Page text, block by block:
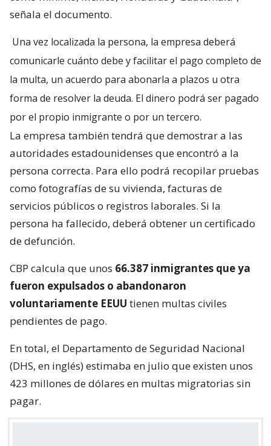
forma de resolver la deuda. El dinero podrá ser pagado
La empresa también tendrá que demostrar a las
autoridades estadounidenses que encontró a la
persona correcta. Para ello podrá recopilar pruebas
como fotografías de su vivienda, facturas de
servicios públicos o registros laborales. Si la
persona ha fallecido, deberá obtener un certificado
de defunción.
CBP calcula que unos
66.387 inmigrantes que ya
fueron expulsados o abandonaron
voluntariamente EEUU
pendientes de pago.
En total, el Departamento de Seguridad Nacional
(DHS, en inglés) estimaba en julio que existen unos
423 millones de dólares en multas migratorias sin
Estados Unidos busca contratar a una
empresa privada para localizar en el
extranjero a migrantes deportados para